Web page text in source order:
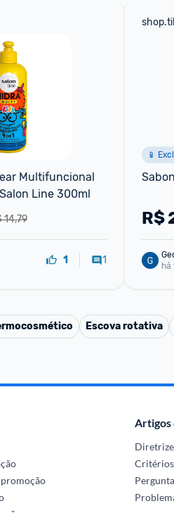
Multifuncional
Line 300ml
14,79
1 1
📱
R$
há
Escova rotativa
Artigos